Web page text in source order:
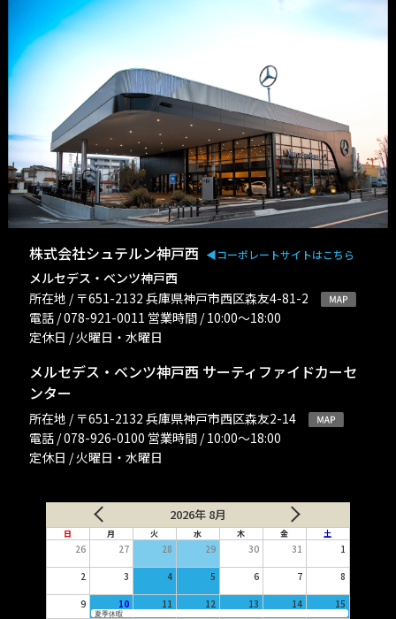
株式会社シュテルン神戸西 ◀︎コーポレートサイトはこちら
メルセデス・ベンツ神戸西
所在地 / 〒651-2132 兵庫県神戸市西区森友4-81-2
電話 / 078-921-0011 営業時間 / 10:00〜18:00
定休日 / 火曜日・水曜日
メルセデス・ベンツ神戸西 サーティファイドカーセ
ンター
所在地 / 〒651-2132 兵庫県神戸市西区森友2-14
電話 / 078-926-0100 営業時間 / 10:00〜18:00
定休日 / 火曜日・水曜日
2026年 8月
日 月 火 水 木 金 土
26 27 28 29 30 31 1
2 3 4 5 6 7 8
9 10 11 12 13 14 15
夏季休暇